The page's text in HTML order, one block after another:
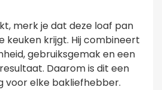
merk je dat deze loaf pan
keuken krijgt. Hij combineert
gebruiksgemak en een
Daarom is dit een
voor elke bakliefhebber.